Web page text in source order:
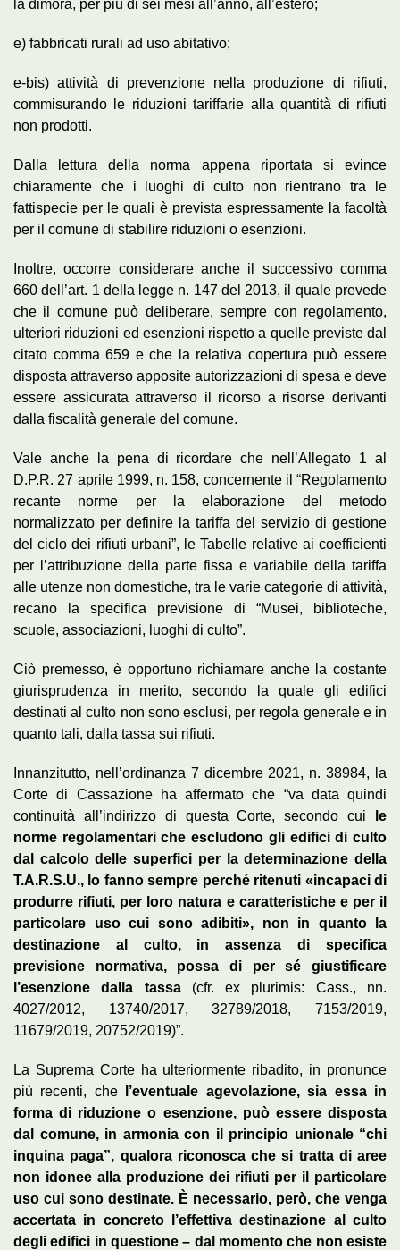
la dimora, per più di sei mesi all’anno, all’estero;
e) fabbricati rurali ad uso abitativo;
e-bis) attività di prevenzione nella produzione di rifiuti,
commisurando le riduzioni tariffarie alla quantità di rifiuti
non prodotti.
Dalla lettura della norma appena riportata si evince
chiaramente che i luoghi di culto non rientrano tra le
fattispecie per le quali è prevista espressamente la facoltà
per il comune di stabilire riduzioni o esenzioni.
Inoltre, occorre considerare anche il successivo comma
660 dell’art. 1 della legge n. 147 del 2013, il quale prevede
che il comune può deliberare, sempre con regolamento,
ulteriori riduzioni ed esenzioni rispetto a quelle previste dal
citato comma 659 e che la relativa copertura può essere
disposta attraverso apposite autorizzazioni di spesa e deve
essere assicurata attraverso il ricorso a risorse derivanti
dalla fiscalità generale del comune.
Vale anche la pena di ricordare che nell’Allegato 1 al
D.P.R. 27 aprile 1999, n. 158, concernente il “Regolamento
recante norme per la elaborazione del metodo
normalizzato per definire la tariffa del servizio di gestione
del ciclo dei rifiuti urbani”, le Tabelle relative ai coefficienti
per l’attribuzione della parte fissa e variabile della tariffa
alle utenze non domestiche, tra le varie categorie di attività,
recano la specifica previsione di “Musei, biblioteche,
scuole, associazioni, luoghi di culto”.
Ciò premesso, è opportuno richiamare anche la costante
giurisprudenza in merito, secondo la quale gli edifici
destinati al culto non sono esclusi, per regola generale e in
quanto tali, dalla tassa sui rifiuti.
Innanzitutto, nell’ordinanza 7 dicembre 2021, n. 38984, la
Corte di Cassazione ha affermato che “va data quindi
continuità all’indirizzo di questa Corte, secondo cui
le
norme regolamentari che escludono gli edifici di culto
dal calcolo delle superfici per la determinazione della
T.A.R.S.U., lo fanno sempre perché ritenuti «incapaci di
produrre rifiuti, per loro natura e caratteristiche e per il
particolare uso cui sono adibiti», non in quanto la
destinazione al culto, in assenza di specifica
previsione normativa, possa di per sé giustificare
l’esenzione dalla tassa(cfr. ex plurimis: Cass., nn.
4027/2012, 13740/2017, 32789/2018, 7153/2019,
11679/2019, 20752/2019)”.
La Suprema Corte ha ulteriormente ribadito, in pronunce
più recenti, chel’eventuale agevolazione, sia essa in
forma di riduzione o esenzione, può essere disposta
dal comune, in armonia con il principio unionale “chi
inquina paga”, qualora riconosca che si tratta di aree
non idonee alla produzione dei rifiuti per il particolare
uso cui sono destinate. È necessario, però, che venga
accertata in concreto l’effettiva destinazione al culto
degli edifici in questione – dal momento che non esiste